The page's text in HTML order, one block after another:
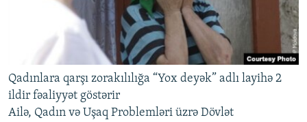
Qadınlara qarşı zorakılılığa “Yox deyək” adlı layihə 2
ildir fəaliyyət göstərir
Ailə, Qadın və Uşaq Problemləri üzrə Dövlət